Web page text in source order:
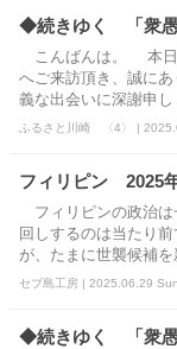
◆続きゆく 「衆
こんばんは。 本
へご来訪頂き、誠に
義な出会いに深謝申し
ふるさと川崎 〈4〉 |
フィリピン 2025
フィリピンの政治は
回しするのは当たり
が、たまに世襲候補
セブ島工房 | 2025.06.29
◆続きゆく 「衆